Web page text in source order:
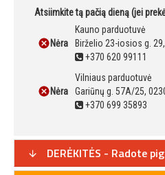
Atsiimkite tą pačią dieną (jei
Nėra
Kauno parduotuvė
Birželio 23-iosios g.
+370 620 99111
Nėra
Vilniaus parduotuvė
Gariūnų g. 57A/25,
+370 699 35893
DERĖKITĖS - Radote